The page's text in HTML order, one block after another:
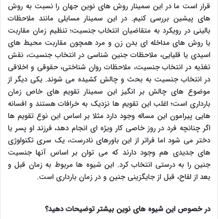
قرار است ما در این سمینار روش های نوین جهان را نسبت به روش
های پیشین بررسی کنیم. در این سمینار مسایلی مانند ملاحظات
بالینی در رویکرد به متقاضیان انتخاب جنسیت؛ تنظیم زمان مقاربت
یا روش های مداخله ای بدن زن و مرد همچون مقاربت محیط های
اسیدی یا قلیایی، ملاحظات جنین شناسی در انتخاب جنسیت، نقش
تغذیه در انتخاب جنسیت، ملاحظات روان شناختی، حقوقی و اخلاقی
در انتخاب جنسیت به بحث و چالش کشیده می شوند. یکی دیگر از
موضوع های چالش بر انگیز این سمینار تقویم های خاص زمان
بارداری است؛ اغلب این تقویم ها نزدیک به خرافات هستند و افسانه
هایی پیرامون این مساله وجود دارد مثلا بر اساس این نوع تقویم ها
اگر چنانچه فرد در روز خاصی کار ویژه ای انجام دهد، فرزند او پسر یا
دختر می شود اما فراتر از این باورهای نادرست، یک سری تکنولوژی
های جدیدی هم وجود دارند که می توان بر اساس آنها جنسیت
جنین را به درستی انتخاب کرد. این شیوه ها مربوط به زمان قبل و
بعد از لقاح، قبل از جایگزینی جنین و در زمان بارداری است.
در خصوص این شیوه های نوین بیشتر توضیحات دهید؟